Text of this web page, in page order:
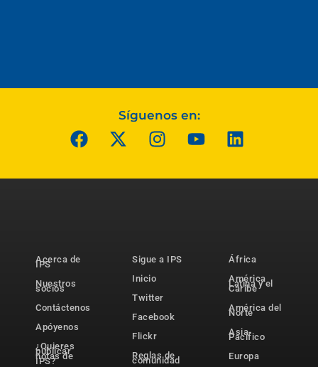
Síguenos en:
Acerca de
IPS
Nuestros
socios
Contáctenos
Apóyenos
¿Quieres
publicar
notas de
IPS?
Sigue a IPS
Inicio
Twitter
Facebook
Flickr
Reglas de
comunidad
África
América
Latina y el
Caribe
América del
Norte
Asia-
Pacífico
Europa